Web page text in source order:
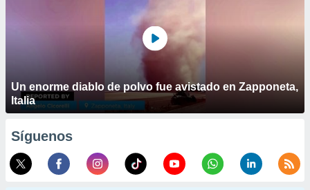
Un enorme diablo de polvo fue avistado en Zapponeta,
Italia
Síguenos